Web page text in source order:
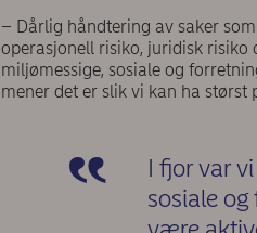
– Dårlig håndtering av saker
operasjonell risiko, juridisk risiko
miljømessige, sosiale og
mener det er slik vi kan ha størst
I fjor var
sosiale